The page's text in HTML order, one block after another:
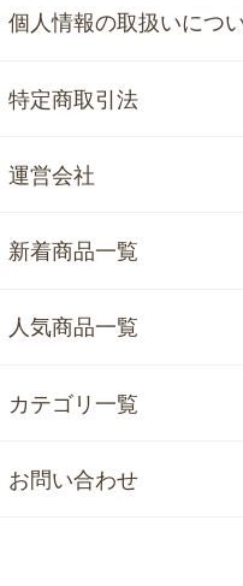
個人情報の取扱いにつ
特定商取引法
運営会社
新着商品一覧
人気商品一覧
カテゴリ一覧
お問い合わせ